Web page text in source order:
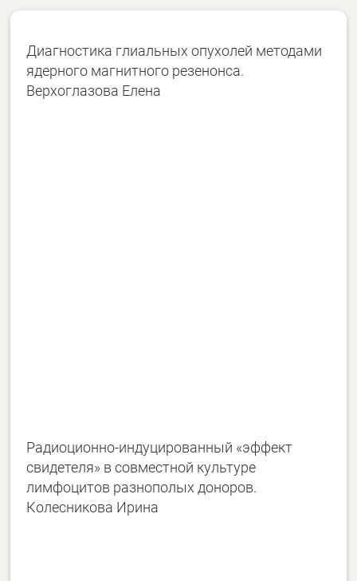
Диагностика глиальных опухолей методами
ядерного магнитного резенонса.
Верхоглазова Елена
Радиоционно-индуцированный «эффект
свидетеля» в совместной культуре
лимфоцитов разнополых доноров.
Колесникова Ирина